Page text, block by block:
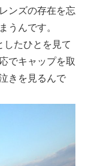
ンズの存在を忘
うんです。
したひとを見て
でキャップを取
きを見るんで